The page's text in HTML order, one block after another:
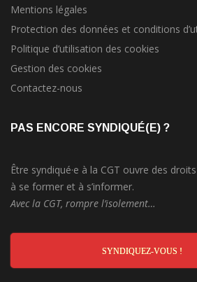
Mentions légales
Protection des données et conditions
Politique d’utilisation des cookies
Gestion des cookies
Contactez-nous
PAS ENCORE SYNDIQUÉ(E) ?
Être syndiqué·e à la CGT ouvre des
à se former et à s’informer.
Avec la CGT, rompre l’isolement…
SYNDIQUEZ-VOUS !